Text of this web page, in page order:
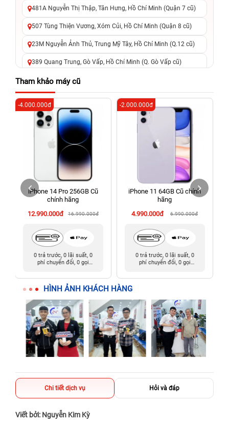
481A Nguyễn Thị Thập, Tân Hưng, Hồ Chí Minh (Quận 7 cũ)
507 Tùng Thiện Vương, Xóm Củi, Hồ Chí Minh (Quận 8 cũ)
23M Nguyễn Ảnh Thủ, Trung Mỹ Tây, Hồ Chí Minh (Q.12 cũ)
389 Quang Trung, Gò Vấp, Hồ Chí Minh (Q. Gò Vấp cũ)
625 - 625A Âu Cơ, Tân Phú, Hồ Chí Minh (Quận Tân Phú cũ)
326 Lê Văn Việt, Tăng Nhơn Phú, Hồ Chí Minh (Q.9 TP. Thủ
Đức cũ)
256 Võ Văn Ngân, Thủ Đức, Hồ Chí Minh (Bình Thọ, TP. Thủ
70 Nguyễn An Ninh, Dĩ An, Hồ Chí Minh (Bình Dương Cũ)
24h Vũng Tàu: 162A Ba Cu, Vũng Tàu, Hồ Chí Minh (TP. Vũng
Tàu cũ)
198 Hoàng Văn Thụ, Tân Sơn Nhất, Hồ Chí Minh (Tân Bình
Tham khảo máy cũ
iPhone 14 Pro 256GB Cũ
chính hãng
12.990.000đ
16.990.000đ
-4.000.000đ
0 trả trước, 0 lãi suất, 0
phí chuyển đổi, 0 gọi
iPhone 11 64GB Cũ chính
hãng
4.990.000đ
6.990.000đ
-2.000.000đ
0 trả trước, 0 lãi suất, 0
phí chuyển đổi, 0 gọi
HÌNH ẢNH KHÁCH HÀNG
Chi tiết dịch vụ Hỏi và đáp
Viết bởi: Nguyễn Kim Kỳ